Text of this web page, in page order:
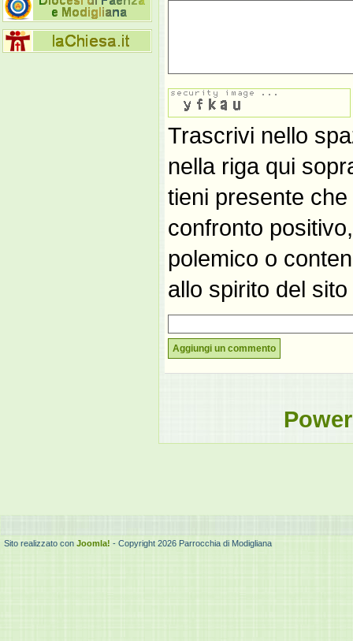
Trascrivi nello
nella riga qui
tieni presente
confronto
polemico o
allo spirito del
Aggiungi un commento
Sito realizzato con Joomla! - Copyright 2026 Parrocchia di Modigliana